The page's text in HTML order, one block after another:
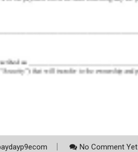
No Comment Yet